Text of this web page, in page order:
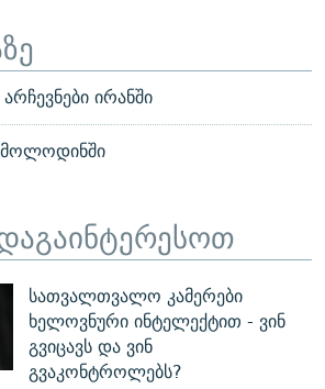
ირანში
მოლოდინში
სათვალთვალო კამერები
ხელოვნური ინტელექტით - ვინ
გვიცავს და ვინ
გვაკონტროლებს?